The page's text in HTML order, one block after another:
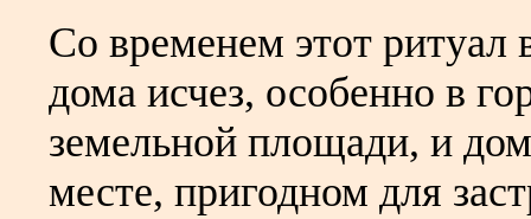
Со временем этот ритуал
дома исчез, особенно в
земельной площади, и
месте, пригодном для